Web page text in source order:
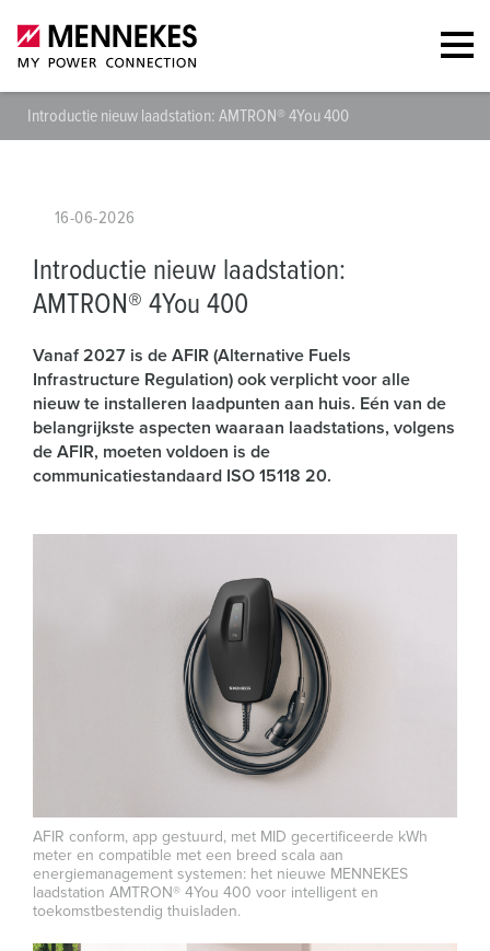
Introductie nieuw laadstation: AMTRON® 4You 400
16-06-2026
Introductie nieuw laadstation:
AMTRON® 4You 400
Vanaf 2027 is de AFIR (Alternative Fuels
Infrastructure Regulation) ook verplicht voor alle
nieuw te installeren laadpunten aan huis. Eén van de
belangrijkste aspecten waaraan laadstations, volgens
de AFIR, moeten voldoen is de
communicatiestandaard ISO 15118 20.
AFIR conform, app gestuurd, met MID gecertificeerde kWh
meter en compatible met een breed scala aan
energiemanagement systemen: het nieuwe MENNEKES
laadstation AMTRON® 4You 400 voor intelligent en
toekomstbestendig thuisladen.